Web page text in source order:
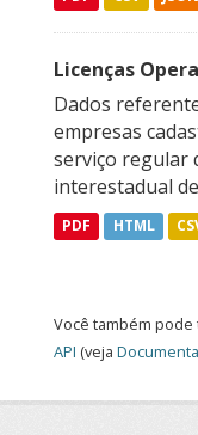
Licenças
Dados
empresas
serviço regular
interestadual
PDF HTML
Você também
API (veja